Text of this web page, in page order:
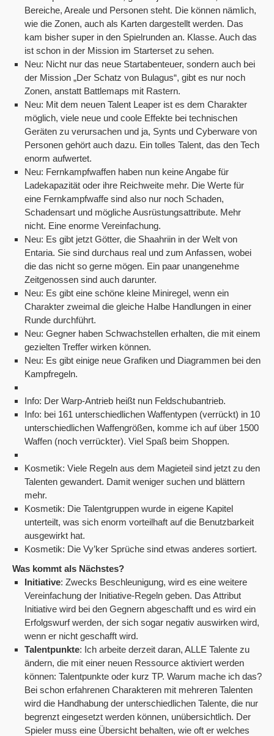
Bereiche, Areale und Personen steht. Die können nämlich,
wie die Zonen, auch als Karten dargestellt werden. Das
kam bisher super in den Spielrunden an. Klasse. Auch das
ist schon in der Mission im Starterset zu sehen.
Neu: Nicht nur das neue Startabenteuer, sondern auch bei
der Mission „Der Schatz von Bulagus“, gibt es nur noch
Zonen, anstatt Battlemaps mit Rastern.
Neu: Mit dem neuen Talent Leaper ist es dem Charakter
möglich, viele neue und coole Effekte bei technischen
Geräten zu verursachen und ja, Synts und Cyberware von
Personen gehört auch dazu. Ein tolles Talent, das den Tech
enorm aufwertet.
Neu: Fernkampfwaffen haben nun keine Angabe für
Ladekapazität oder ihre Reichweite mehr. Die Werte für
eine Fernkampfwaffe sind also nur noch Schaden,
Schadensart und mögliche Ausrüstungsattribute. Mehr
nicht. Eine enorme Vereinfachung.
Neu: Es gibt jetzt Götter, die Shaahriin in der Welt von
Entaria. Sie sind durchaus real und zum Anfassen, wobei
die das nicht so gerne mögen. Ein paar unangenehme
Zeitgenossen sind auch darunter.
Neu: Es gibt eine schöne kleine Miniregel, wenn ein
Charakter zweimal die gleiche Halbe Handlungen in einer
Runde durchführt.
Neu: Gegner haben Schwachstellen erhalten, die mit einem
gezielten Treffer wirken können.
Neu: Es gibt einige neue Grafiken und Diagrammen bei den
Kampfregeln.
Info: Der Warp-Antrieb heißt nun Feldschubantrieb.
Info: bei 161 unterschiedlichen Waffentypen (verrückt) in 10
unterschiedlichen Waffengrößen, komme ich auf über 1500
Waffen (noch verrückter). Viel Spaß beim Shoppen.
Kosmetik: Viele Regeln aus dem Magieteil sind jetzt zu den
Talenten gewandert. Damit weniger suchen und blättern
mehr.
Kosmetik: Die Talentgruppen wurde in eigene Kapitel
unterteilt, was sich enorm vorteilhaft auf die Benutzbarkeit
ausgewirkt hat.
Kosmetik: Die Vy’ker Sprüche sind etwas anderes sortiert.
Was kommt als Nächstes?
Initiative: Zwecks Beschleunigung, wird es eine weitere
Vereinfachung der Initiative-Regeln geben. Das Attribut
Initiative wird bei den Gegnern abgeschafft und es wird ein
Erfolgswurf werden, der sich sogar negativ auswirken wird,
wenn er nicht geschafft wird.
Talentpunkte: Ich arbeite derzeit daran, ALLE Talente zu
ändern, die mit einer neuen Ressource aktiviert werden
können: Talentpunkte oder kurz TP. Warum mache ich das?
Bei schon erfahrenen Charakteren mit mehreren Talenten
wird die Handhabung der unterschiedlichen Talente, die nur
begrenzt eingesetzt werden können, unübersichtlich. Der
Spieler muss eine Übersicht behalten, wie oft er welches